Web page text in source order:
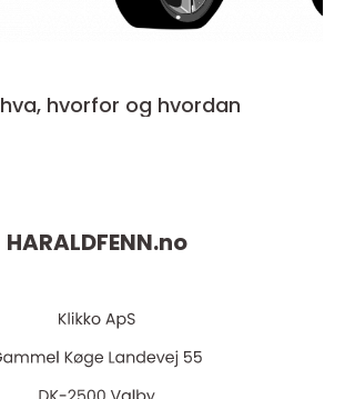
Tuning av bil hva, hvorfor og hvordan
HARALDFENN.no